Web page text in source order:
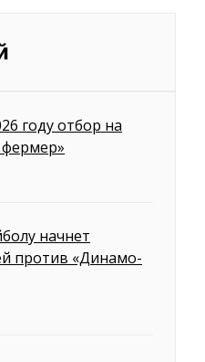
году отбор на
начнет
против «Динамо-